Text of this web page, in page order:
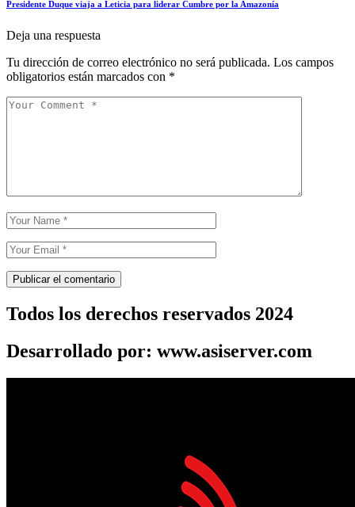
Presidente Duque viaja a Leticia para liderar Cumbre por la Amazonía
Deja una respuesta
Tu dirección de correo electrónico no será publicada. Los campos
obligatorios están marcados con *
Todos los derechos reservados 2024
Desarrollado por: www.asiserver.com